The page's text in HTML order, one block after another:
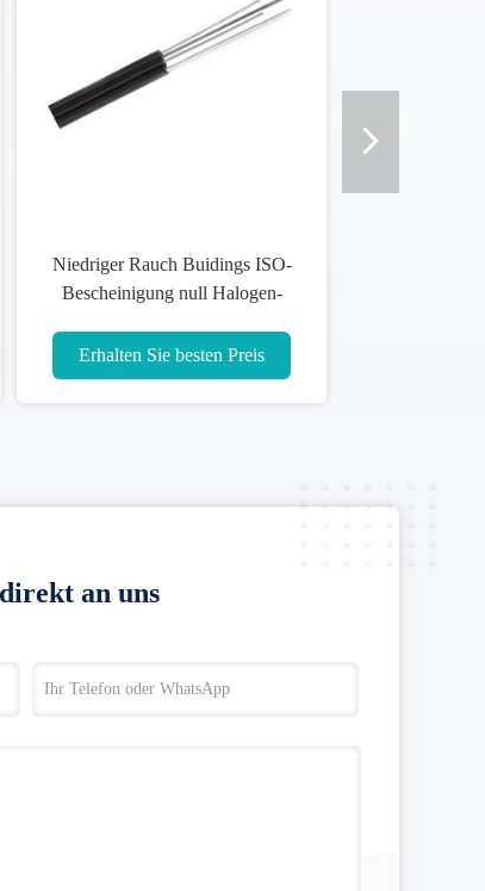
Niedriger Rauch Buidings ISO-
Bescheinigung null Halogen-
Erhalten Sie besten Preis
an uns